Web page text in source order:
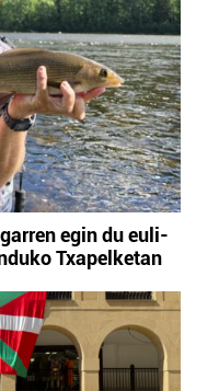
egin du euli-
Txapelketan